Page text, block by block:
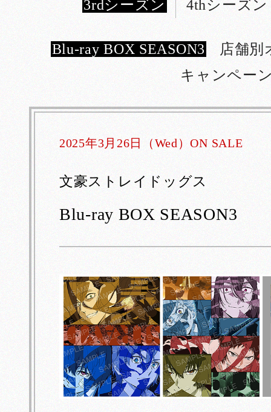
3rdシーズン 4thシーズン
Blu-ray BOX SEASON3
店舗別
キャンペー
2025年3月26日（Wed）ON SALE
文豪ストレイドッグス
Blu-ray BOX SEASON3